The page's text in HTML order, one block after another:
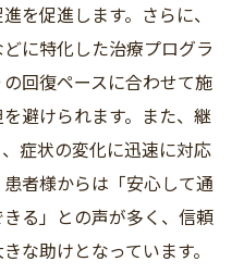
を促進します。さらに、
に特化した治療プログラ
回復ペースに合わせて施
避けられます。また、継
症状の変化に迅速に対応
者様からは「安心して通
る」との声が多く、信頼
な助けとなっています。